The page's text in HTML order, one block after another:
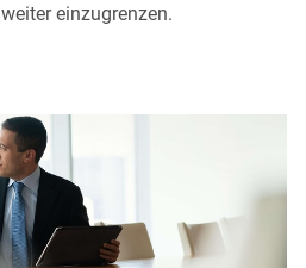
weiter einzugrenzen.